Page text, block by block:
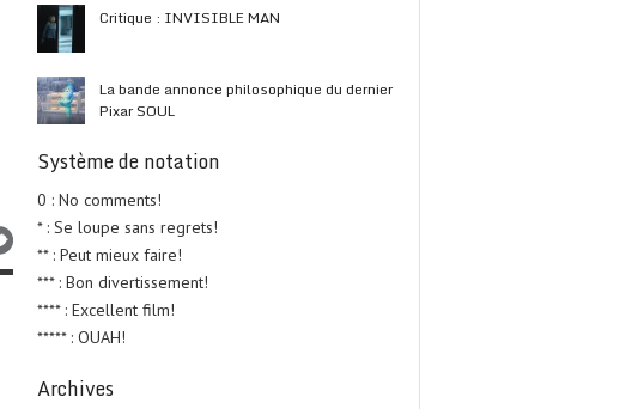
Critique : INVISIBLE MAN
La bande annonce philosophique du dernier
Pixar SOUL
Système de notation
0 : No comments!
* : Se loupe sans regrets!
** : Peut mieux faire!
*** : Bon divertissement!
**** : Excellent film!
***** : OUAH!
Archives